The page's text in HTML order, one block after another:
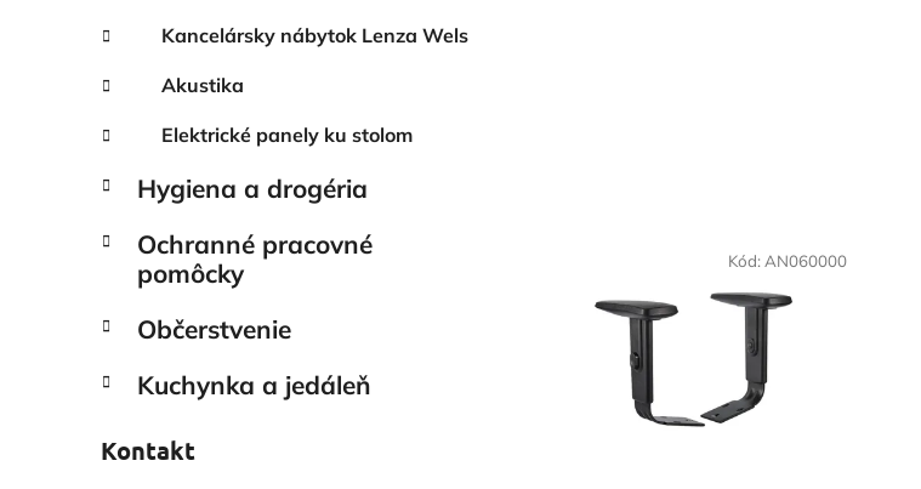
Kancelársky nábytok Lenza Wels
Akustika
Elektrické panely ku stolom
Hygiena a drogéria
Ochranné pracovné
pomôcky
Občerstvenie
Kuchynka a jedáleň
Kontakt
Kód: AN060000